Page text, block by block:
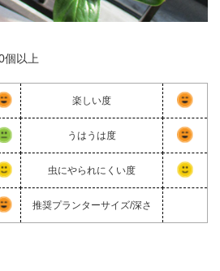
個以上
楽しい度
うはうは度
虫にやられにくい度
推奨プランターサイズ/深さ